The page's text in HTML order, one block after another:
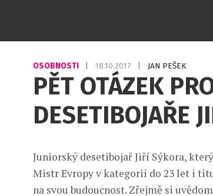
OSOBNOSTI 18.10.2017 JAN PEŠEK
PĚT OTÁZEK
DESETIBOJAŘE
Juniorský desetibojař Jiří Sýkora,
Mistr Evropy v kategorii do 23 let i
na svou budoucnost. Zřejmě si